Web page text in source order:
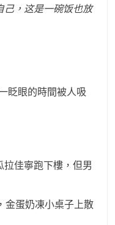
己，这是一碗饭也放
眨眼的時間被人吸
拉佳寧跑下樓，但男
金蛋奶凍小桌子上散